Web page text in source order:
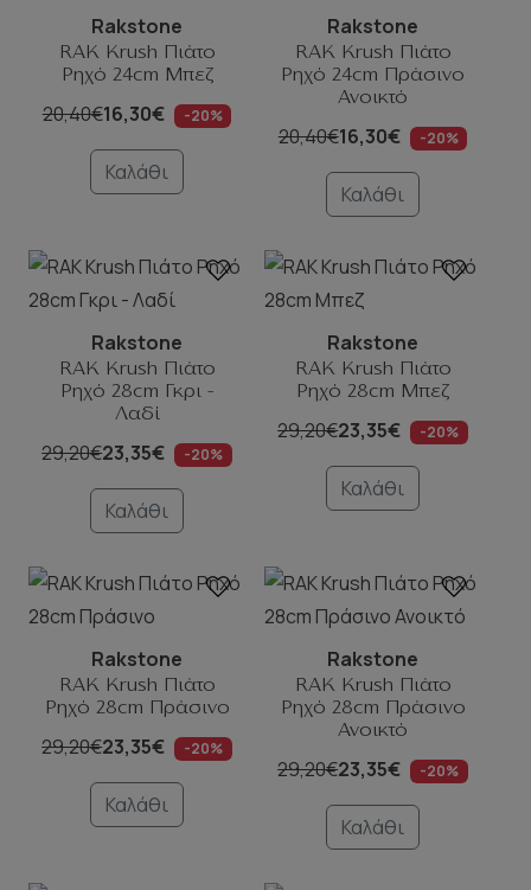
Rakstone
RAK Krush Πιάτο
Ρηχό 24cm Μπεζ
20,40€16,30€ -20%
Καλάθι
Rakstone
RAK Krush Πιάτο
Ρηχό 24cm Πράσινο
Ανοικτό
20,40€16,30€ -20%
Καλάθι
Rakstone
RAK Krush Πιάτο
Ρηχό 28cm Γκρι -
Λαδί
29,20€23,35€ -20%
Καλάθι
Rakstone
RAK Krush Πιάτο
Ρηχό 28cm Μπεζ
29,20€23,35€ -20%
Καλάθι
Rakstone
RAK Krush Πιάτο
Ρηχό 28cm Πράσινο
29,20€23,35€ -20%
Καλάθι
Rakstone
RAK Krush Πιάτο
Ρηχό 28cm Πράσινο
Ανοικτό
29,20€23,35€ -20%
Καλάθι